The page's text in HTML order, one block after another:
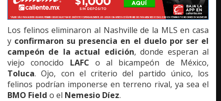
Los felinos eliminaron al Nashville de la MLS en casa
y confirmaron su presencia en el duelo por ser el
campeón de la actual edición, donde esperan al
viejo conocido LAFC o al bicampeón de México,
Toluca. Ojo, con el criterio del partido único, los
felinos podrían imponerse en terreno rival, ya sea el
BMO Field o el Nemesio Díez.